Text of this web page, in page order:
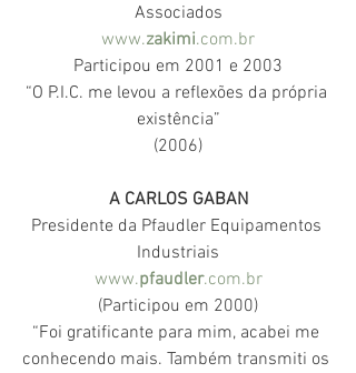
Associados
www.zakimi.com.br
Participou em 2001 e 2003
“O P.I.C. me levou a reflexões da própria
existência”
(2006)
A CARLOS GABAN
Presidente da Pfaudler Equipamentos
Industriais
www.pfaudler.com.br
(Participou em 2000)
“Foi gratificante para mim, acabei me
conhecendo mais. Também transmiti os